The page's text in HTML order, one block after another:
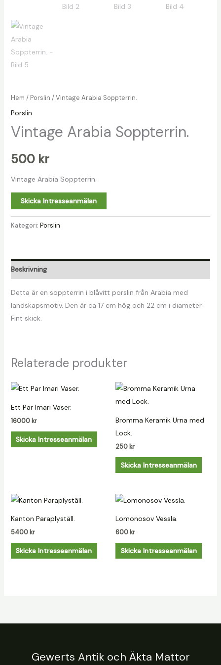
Hem / Porslin / Vintage Arabia Soppterrin.
Porslin
Vintage Arabia Soppterrin.
500 kr
Vintage Arabia Soppterrin.
Skicka Intresseanmälan
Kategori: Porslin
Beskrivning
Detta är en soppterrin i blåvitt porslin från Arabia med
landskapsmotiv. Den är ca 17 cm hög och 22 cm i diameter.
Fint skick.
Relaterade produkter
Ett Par Imari Vaser.
16000 kr
Skicka Intresseanmälan
Bromma Keramik Urna med
Lock.
250 kr
Skicka Intresseanmälan
Kanton Paraplyställ.
5400 kr
Skicka Intresseanmälan
Lomonosov Vessla.
600 kr
Skicka Intresseanmälan
Gewerts Antik och Äkta Mattor